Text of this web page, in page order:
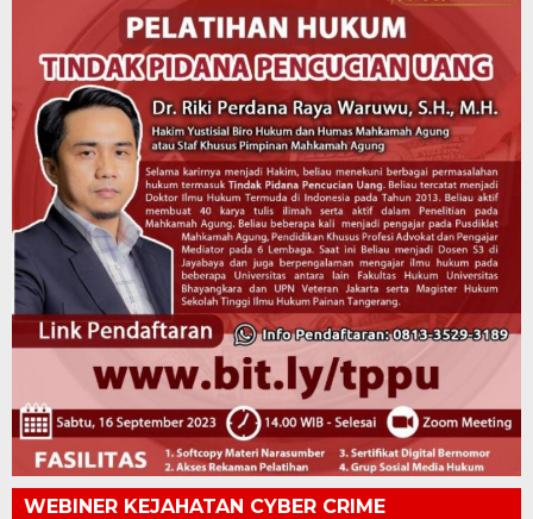
WEBINER KEJAHATAN CYBER CRIME